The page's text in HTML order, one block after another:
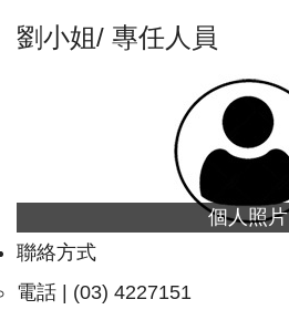
劉小姐/ 專任人員
個人照片
聯絡方式
電話 | (03) 4227151